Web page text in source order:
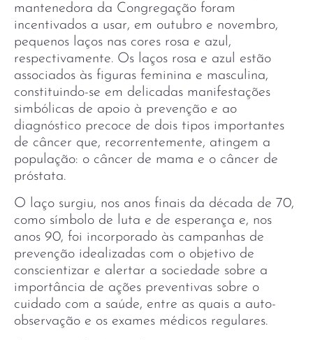
mantenedora da Congregação foram
incentivados a usar, em outubro e novembro,
pequenos laços nas cores rosa e azul,
respectivamente. Os laços rosa e azul estão
associados às figuras feminina e masculina,
constituindo-se em delicadas manifestações
simbólicas de apoio à prevenção e ao
diagnóstico precoce de dois tipos importantes
de câncer que, recorrentemente, atingem a
população: o câncer de mama e o câncer de
próstata.
O laço surgiu, nos anos finais da década de 70,
como símbolo de luta e de esperança e, nos
anos 90, foi incorporado às campanhas de
prevenção idealizadas com o objetivo de
conscientizar e alertar a sociedade sobre a
importância de ações preventivas sobre o
cuidado com a saúde, entre as quais a auto-
observação e os exames médicos regulares.